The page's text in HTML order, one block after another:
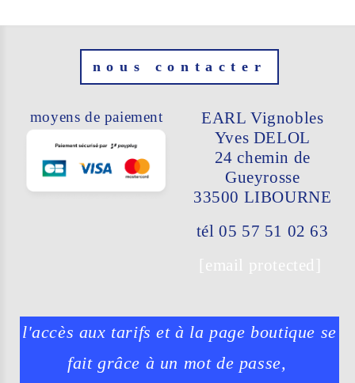
nous contacter
moyens de paiement
EARL Vignobles
Yves DELOL
24 chemin de
Gueyrosse
33500 LIBOURNE
tél 05 57 51 02 63
[email protected]
l'accès aux tarifs et à la page boutique se
fait grâce à un mot de passe,